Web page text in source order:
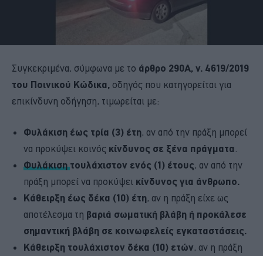
Συγκεκριμένα, σύμφωνα με το άρθρο 290Α, ν. 4619/2019
του Ποινικού Κώδικα, οδηγός που κατηγορείται για
επικίνδυνη οδήγηση, τιμωρείται με:
Φυλάκιση έως τρία (3) έτη, αν από την πράξη μπορεί
να προκύψει κοινός κίνδυνος σε ξένα πράγματα
Φυλάκισητουλάχιστον ενός (1) έτους, αν από την
πράξη μπορεί να προκύψει κίνδυνος για άνθρωπο.
Κάθειρξη έως δέκα (10) έτη, αν η πράξη είχε ως
αποτέλεσμα τη βαριά σωματική βλάβη ή προκάλεσε
σημαντική βλάβη σε κοινωφελείς εγκαταστάσεις.
Κάθειρξη τουλάχιστον δέκα (10) ετών, αν η πράξη